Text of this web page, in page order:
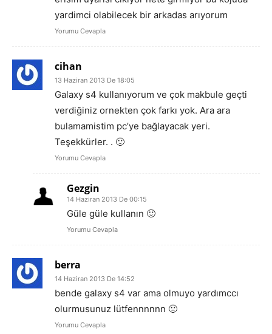
yardimci olabilecek bir arkadas arıyorum
Yorumu Cevapla
cihan
13 Haziran 2013 De 18:05
Galaxy s4 kullanıyorum ve çok makbule geçti
verdiğiniz ornekten çok farkı yok. Ara ara
bulamamistim pc’ye bağlayacak yeri.
Teşekkürler. . 🙂
Yorumu Cevapla
Gezgin
14 Haziran 2013 De 00:15
Güle güle kullanın 🙂
Yorumu Cevapla
berra
14 Haziran 2013 De 14:52
bende galaxy s4 var ama olmuyo yardımccı
olurmusunuz lütfennnnnn 🙁
Yorumu Cevapla